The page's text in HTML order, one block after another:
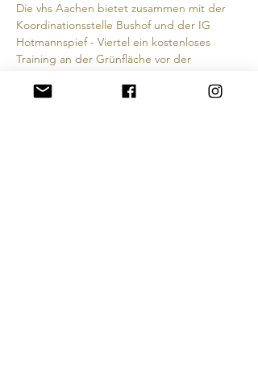
Die vhs Aachen bietet zusammen mit der
Koordinationsstelle Bushof und der IG
Hotmannspief - Viertel ein kostenloses
Training an der Grünfläche vor der
Form eines Obelisken, das sogar in